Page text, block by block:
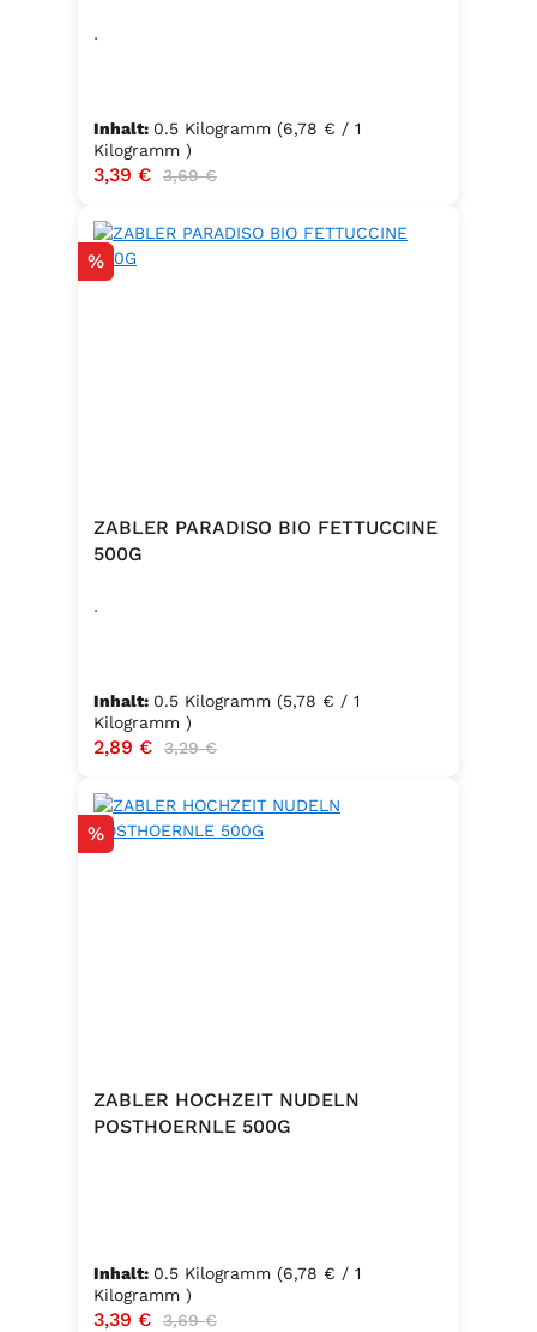
.
Inhalt: 0.5 Kilogramm (6,78 € / 1
Kilogramm )
Verkaufspreis:
3,39 € Regulärer Preis:
3,69 €
Rabatt
%
ZABLER PARADISO BIO FETTUCCINE
500G
.
Inhalt: 0.5 Kilogramm (5,78 € / 1
Kilogramm )
Verkaufspreis:
2,89 € Regulärer Preis:
3,29 €
Rabatt
%
ZABLER HOCHZEIT NUDELN
POSTHOERNLE 500G
Inhalt: 0.5 Kilogramm (6,78 € / 1
Kilogramm )
Verkaufspreis:
3,39 € Regulärer Preis:
3,69 €